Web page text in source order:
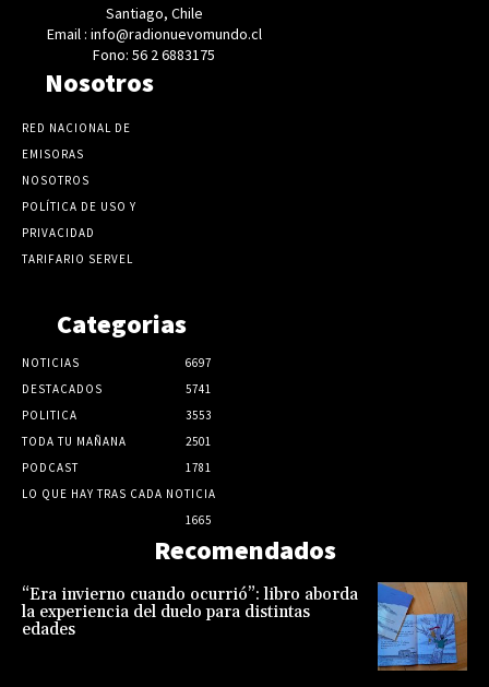
Santiago, Chile
Email : info@radionuevomundo.cl
Fono: 56 2 6883175
Nosotros
RED NACIONAL DE
EMISORAS
NOSOTROS
POLÍTICA DE USO Y
PRIVACIDAD
TARIFARIO SERVEL
Categorias
NOTICIAS
6697
DESTACADOS
5741
POLITICA
3553
TODA TU MAÑANA
2501
PODCAST
1781
LO QUE HAY TRAS CADA NOTICIA
1665
Recomendados
“Era invierno cuando ocurrió”: libro aborda
la experiencia del duelo para distintas
edades